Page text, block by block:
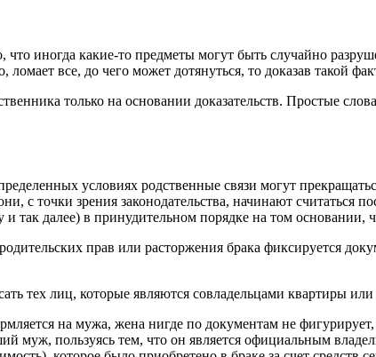
иногда какие-то предметы могут быть случайно
все, до чего может дотянуться, то доказав такой
только на основании доказательств. Простые
условиях родственные связи могут
с точки зрения законодательства, начинают считаться
далее) в принудительном порядке на том основании,
прав или расторжения брака фиксируется
тех лиц, которые являются совладельцами квартиры или
на мужа, жена нигде по документам не
муж, пользуясь тем, что он является официальным